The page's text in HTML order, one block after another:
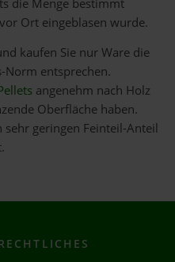
die Menge bestimmt
Ort eingeblasen wurde.
kaufen Sie nur Ware die
Norm entsprechen.
angenehm nach Holz
Oberfläche haben.
geringen Feinteil-Anteil